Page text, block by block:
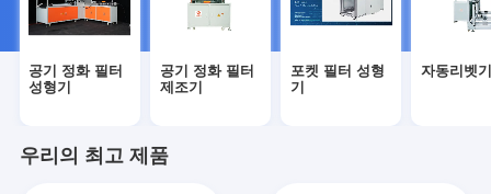
공기 정화 필터
성형기
공기 정화 필터
제조기
포켓 필터 성형
기
자동리벳
우리의 최고 제품